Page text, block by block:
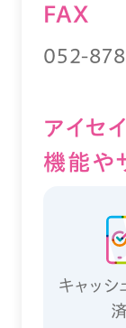
FAX
052-
アイセ
機能や
キャッシ
済